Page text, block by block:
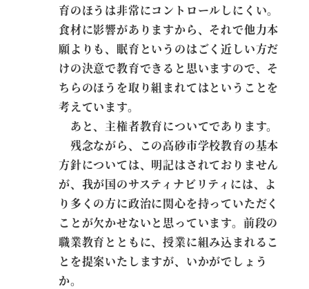
育のほうは非常にコントロールしにくい。
食材に影響がありますから、それで他力本
願よりも、眠育というのはごく近しい方だ
けの決意で教育できると思いますので、そ
ちらのほうを取り組まれてはということを
考えています。
あと、主権者教育についてであります。
残念ながら、この高砂市学校教育の基本
方針については、明記はされておりません
が、我が国のサスティナビリティには、よ
り多くの方に政治に関心を持っていただく
ことが欠かせないと思っています。前段の
職業教育とともに、授業に組み込まれるこ
とを提案いたしますが、いかがでしょう
か。